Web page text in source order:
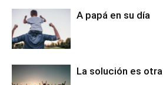
A papá en su día
La solución es otra